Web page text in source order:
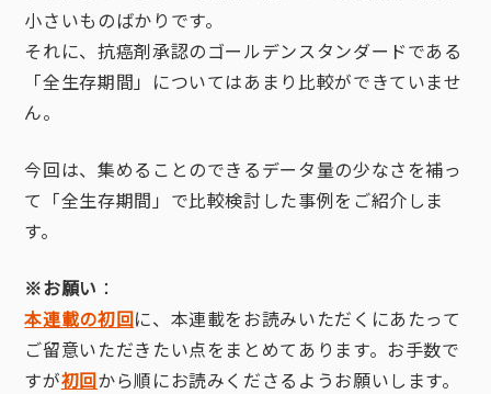
小さいものばかりです。
それに、抗癌剤承認のゴールデンスタンダードである
「全生存期間」についてはあまり比較ができていませ
ん。
今回は、集めることのできるデータ量の少なさを補っ
て「全生存期間」で比較検討した事例をご紹介しま
す。
※お願い ：
本連載の初回に、本連載をお読みいただくにあたって
ご留意いただきたい点をまとめてあります。お手数で
すが初回から順にお読みくださるようお願いします。